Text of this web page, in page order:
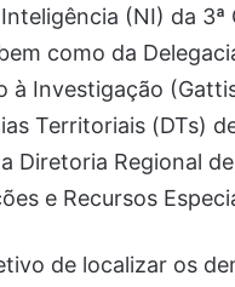
(NI) da
como da
à Investigação
Territoriais (DTs)
Diretoria Regional
e Recursos
de localizar os